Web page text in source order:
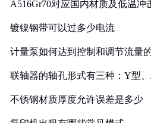
A516Gr70对应国内材质及低温冲
镀镍钢带可以过多少电流
计量泵如何达到控制和调节流量
联轴器的轴孔形式有三种：Y型
不锈钢材质厚度允许误差是多少